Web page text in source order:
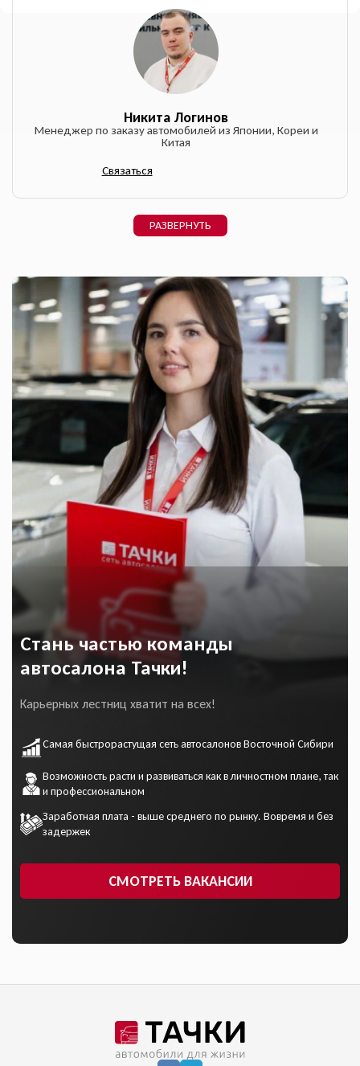
Никита Логинов
Менеджер по заказу автомобилей из Японии, Кореи и
Китая
Связаться
РАЗВЕРНУТЬ
Стань частью команды
автосалона Тачки!
Карьерных лестниц хватит на всех!
Самая быстрорастущая сеть автосалонов Восточной Сибири
Возможность расти и развиваться как в личностном плане, так
и профессиональном
Заработная плата - выше среднего по рынку. Вовремя и без
задержек
СМОТРЕТЬ ВАКАНСИИ
УЗНАТЬ ЦЕНУ
Даю согласие на обработку
персональных данных
конфиденциальности
ОФОРМИТЬ ОНЛАЙН